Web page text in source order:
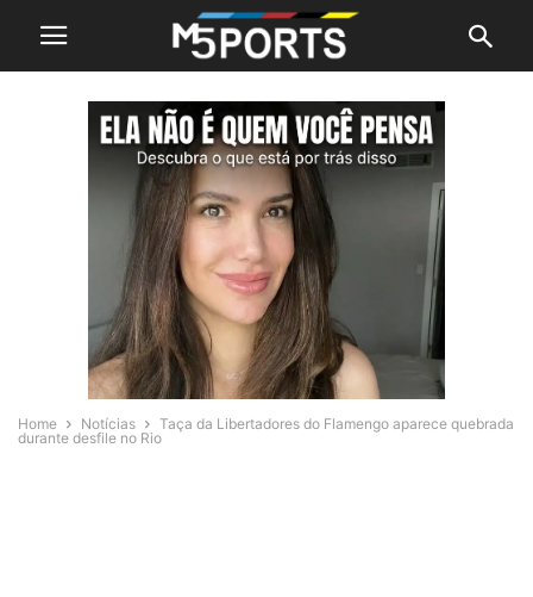
Home Notícias
Taça da Libertadores do Flamengo aparece quebrada
durante desfile no Rio